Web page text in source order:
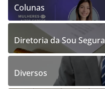
Colunas
Diretoria da Sou Segura
Diversos